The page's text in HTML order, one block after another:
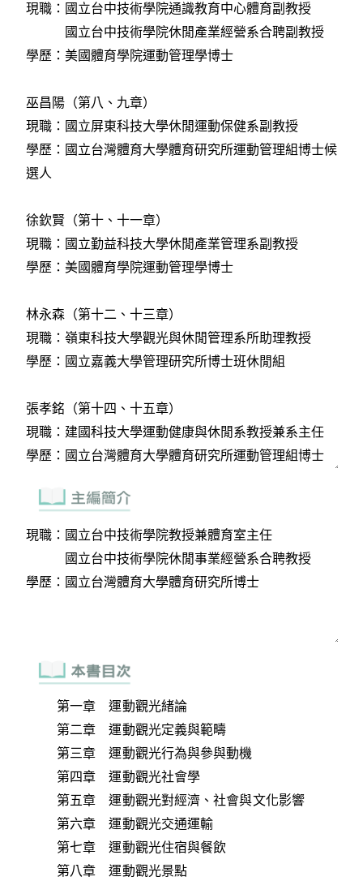
第一章 運動觀光緒論
第二章 運動觀光定義與範疇
第三章 運動觀光行為與參與動機
第四章 運動觀光社會學
第五章 運動觀光對經濟、社會與文化影響
第六章 運動觀光交通運輸
第七章 運動觀光住宿與餐飲
第八章 運動觀光景點